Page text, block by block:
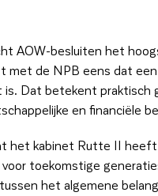
AOW-besluiten het
met de NPB eens dat
Dat betekent praktisch
en financiële
het kabinet Rutte II
toekomstige
het algemene